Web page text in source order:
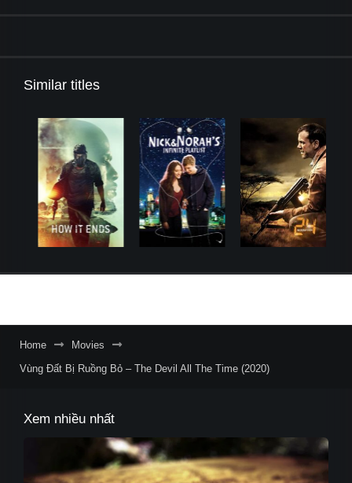
Similar titles
Home
Movies
Vùng Đất Bị Ruồng Bỏ – The Devil All The Time (2020)
Xem nhiều nhất